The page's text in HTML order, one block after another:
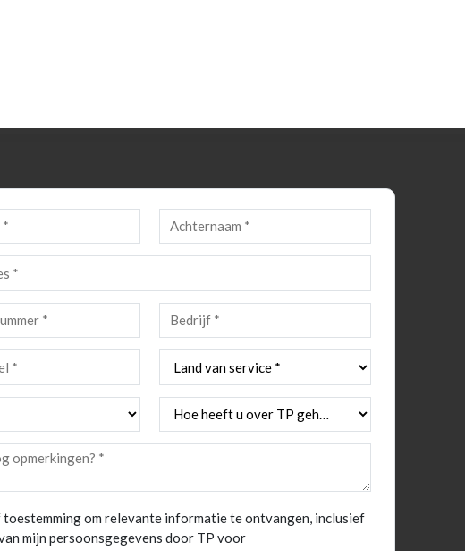
toestemming om relevante informatie te ontvangen, inclusief
mijn persoonsgegevens door TP voor